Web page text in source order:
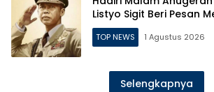
Listyo Sigit Beri Pesan
TOP NEWS 1 Agustus 2026
Selengkapnya